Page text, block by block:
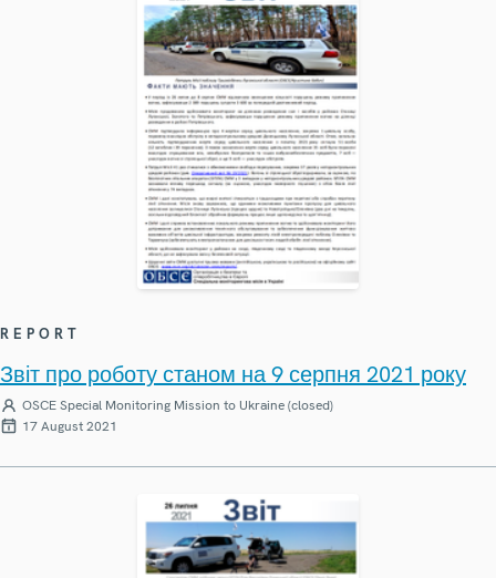
REPORT
Звіт про роботу станом на 9 серпня 2021 року
OSCE Special Monitoring Mission to Ukraine (closed)
17 August 2021